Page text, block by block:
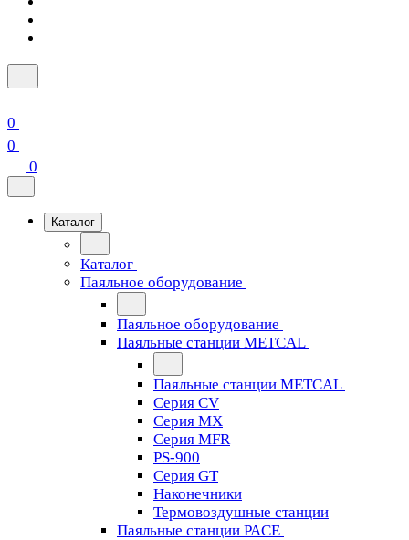
0
0
0
Каталог
Каталог
Паяльное оборудование
Паяльное оборудование
Паяльные станции METCAL
Паяльные станции METCAL
Серия CV
Серия MX
Серия MFR
PS-900
Серия GT
Наконечники
Термовоздушные станции
Паяльные станции PACE